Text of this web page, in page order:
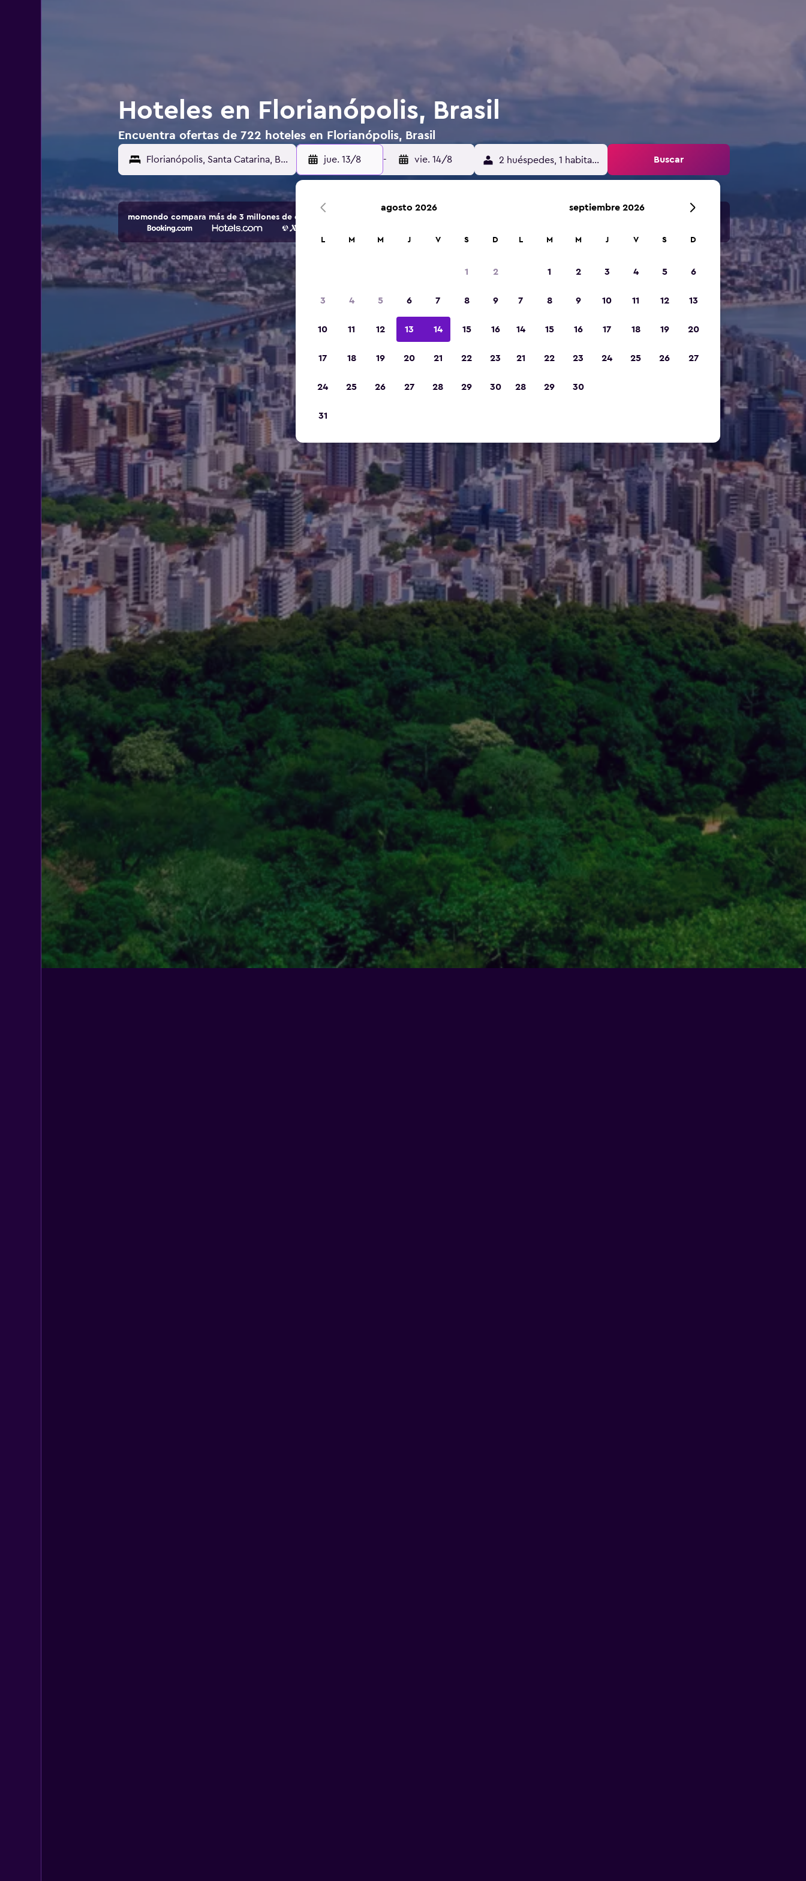
Hoteles en Florianópolis, Brasil
Encuentra ofertas de 722 hoteles en Florianópolis, Brasil
jue. 13/8 - vie. 14/8 2 huéspedes, 1 habitación Buscar
momondo compara más de 3 millones de opciones de hoteles y alojamientos.
agosto 2026
L M M J V S D
1 2
3 4 5 6 7 8 9
10 11 12 13 14 15 16
17 18 19 20 21 22 23
24 25 26 27 28 29 30
31
septiembre 2026
L M M J V S D
1 2 3 4 5 6
7 8 9 10 11 12 13
14 15 16 17 18 19 20
21 22 23 24 25 26 27
28 29 30